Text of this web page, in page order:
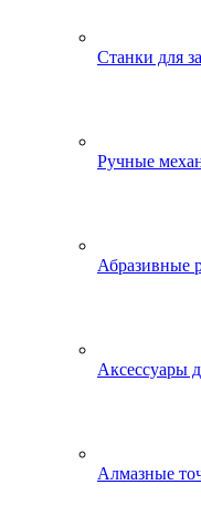
Станки для
Ручные
Абразивные
Аксессуары
Алмазные